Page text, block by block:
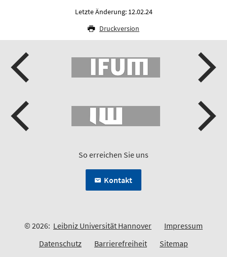
Letzte Änderung: 12.02.24
Druckversion
So erreichen Sie uns
Kontakt
© 2026: Leibniz Universität Hannover
Impressum
Datenschutz
Barrierefreiheit Sitemap